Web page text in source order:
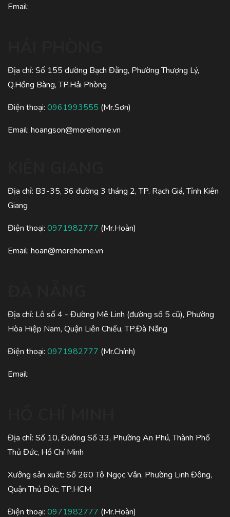
Email:
Địa chỉ: Số 155 đường Bạch Đằng, Phường Thượng Lý,
Q.Hồng Bàng, TP.Hải Phòng
Điện thoại: 0961993555 (Mr.Sơn)
Email: hoangson@morehome.vn
Địa chỉ: B3-35, 36 đường 3 tháng 2, TP. Rạch Giá, Tỉnh Kiên
Giang
Điện thoại: 0971982777 (Mr.Hoàn)
Email: hoan@morehome.vn
Địa chỉ: Lô số 4 - Đường Mê Linh (đường số 5 cũ), Phường
Hòa Hiệp Nam, Quận Liên Chiểu, TP.Đà Nẵng
Điện thoại: 0971982777 (Mr.Chính)
Email:
Địa chỉ: Số 10, Đường Số 33, Phường An Phú, Thành Phố
Thủ Đức, Hồ Chí Minh
Xưởng sản xuất: Số 260 Tô Ngọc Vân, Phường Linh Đông,
Quận Thủ Đức, TP.HCM
Điện thoại: 0971982777 (Mr.Hoàn)